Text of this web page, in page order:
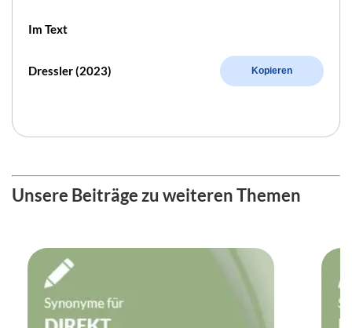
Im Text
Dressler (2023) Kopieren
Unsere Beiträge zu weiteren Themen